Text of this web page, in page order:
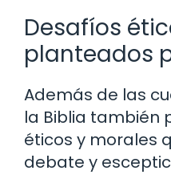
Desafíos
planteados
Además de las
la Biblia también
éticos y morales
debate y